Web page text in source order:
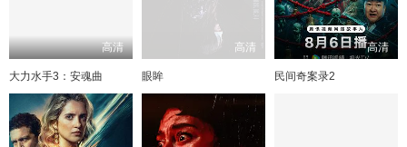
高清
大力水手3：安魂曲
高清
眼眸
高清
民间奇案录2